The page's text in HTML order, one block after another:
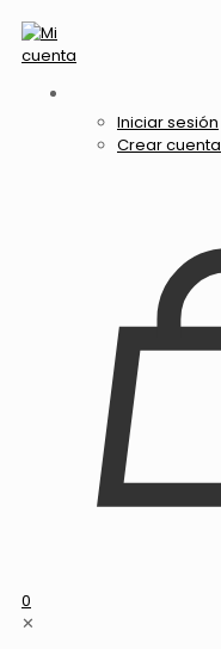
Iniciar sesión
Crear cuenta
0
✕